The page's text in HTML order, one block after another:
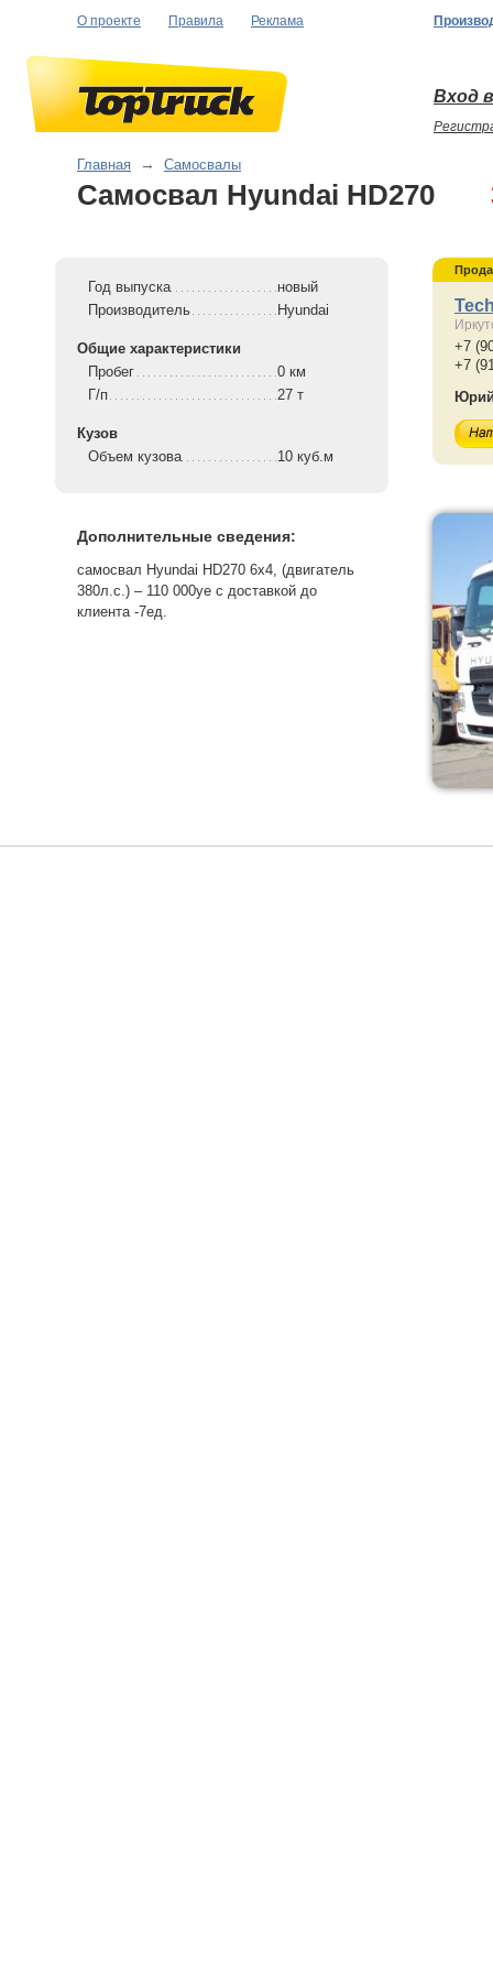
О проекте Правила Реклама
Вход
Главная → Самосвалы
Самосвал Hyundai HD270
Год выпуска
новый
Производитель
Hyundai
Общие характеристики
Пробег
0 км
Г/п
27 т
Кузов
Объем кузова
10 куб.м
Дополнительные сведения:
самосвал Hyundai HD270 6х4, (двигатель
380л.с.) – 110 000уе с доставкой до
клиента -7ед.
+7
+7